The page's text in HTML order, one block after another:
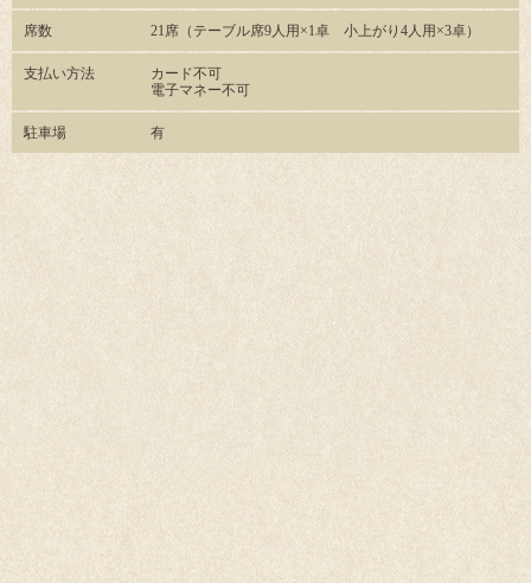
席数 21席（テーブル席9人用×1卓 小上がり4人用×3卓）
支払い方法
カード不可
電子マネー不可
駐車場 有